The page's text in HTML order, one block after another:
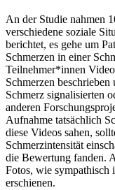
An der Studie nahmen
verschiedene soziale
berichtet, es gehe um
Schmerzen in einer
Teilnehmer*innen
Schmerzen
Schmerz signalisierten
anderen
Aufnahme tatsächlich
diese Videos sahen,
Schmerzintensität
die Bewertung fanden.
Fotos, wie sympathisch
erschienen.